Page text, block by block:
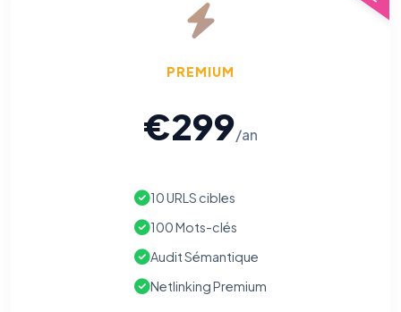
PREMIUM
€299/an
10 URLS cibles
100 Mots-clés
Audit Sémantique
Netlinking Premium